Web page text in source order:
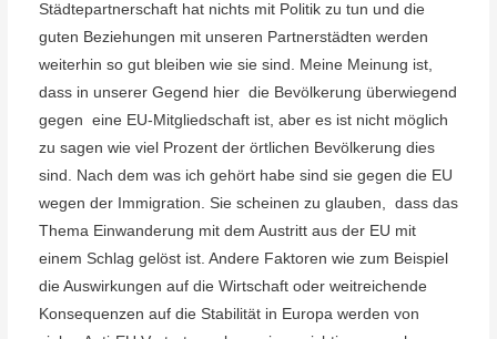
Städtepartnerschaft hat nichts mit Politik zu tun und die
guten Beziehungen mit unseren Partnerstädten werden
weiterhin so gut bleiben wie sie sind. Meine Meinung ist,
dass in unserer Gegend hier die Bevölkerung überwiegend
gegen eine EU-Mitgliedschaft ist, aber es ist nicht möglich
zu sagen wie viel Prozent der örtlichen Bevölkerung dies
sind. Nach dem was ich gehört habe sind sie gegen die EU
wegen der Immigration. Sie scheinen zu glauben, dass das
Thema Einwanderung mit dem Austritt aus der EU mit
einem Schlag gelöst ist. Andere Faktoren wie zum Beispiel
die Auswirkungen auf die Wirtschaft oder weitreichende
Konsequenzen auf die Stabilität in Europa werden von